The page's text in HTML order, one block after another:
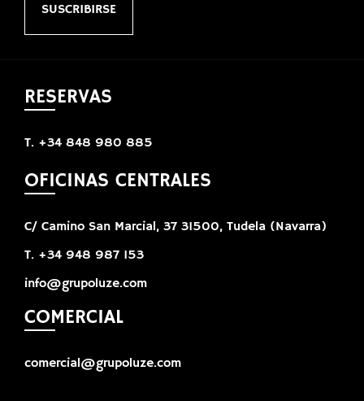
SUSCRIBIRSE
RESERVAS
T. +34 848 980 885
OFICINAS CENTRALES
C/ Camino San Marcial, 37 31500, Tudela (Navarra)
T. +34 948 987 153
info@grupoluze.com
COMERCIAL
comercial@grupoluze.com